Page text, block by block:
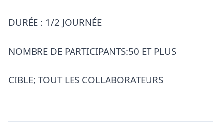
DURÉE : 1/2 JOURNÉE
NOMBRE DE PARTICIPANTS:50 ET PLUS
CIBLE; TOUT LES COLLABORATEURS